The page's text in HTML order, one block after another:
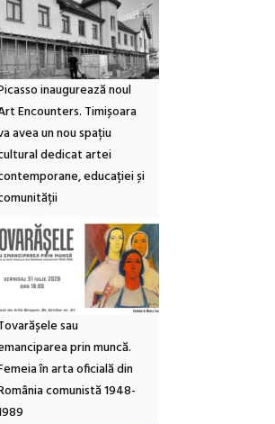
inaugurează noul
Encounters. Timișoara
avea un nou spațiu
dedicat artei
educației și
sau
prin muncă.
în arta oficială din
comunistă 1948-